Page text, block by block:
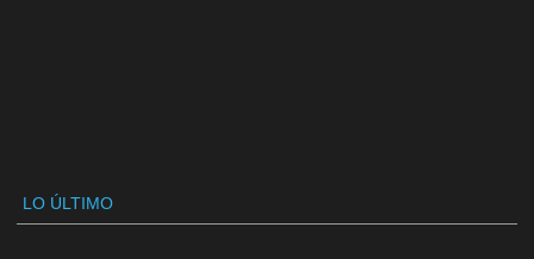
LO ÚLTIMO